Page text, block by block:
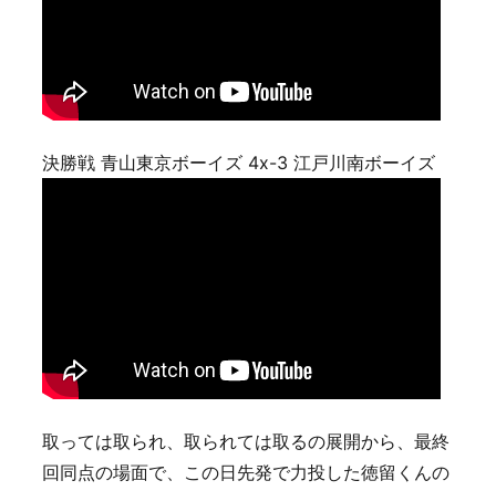
決勝戦 青山東京ボーイズ 4x-3 江戸川南ボーイズ
取っては取られ、取られては取るの展開から、最終
回同点の場面で、この日先発で力投した徳留くんの